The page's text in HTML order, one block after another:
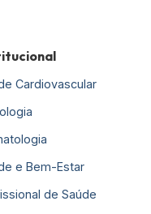
Cardiovascular
e Bem-Estar
de Saúde